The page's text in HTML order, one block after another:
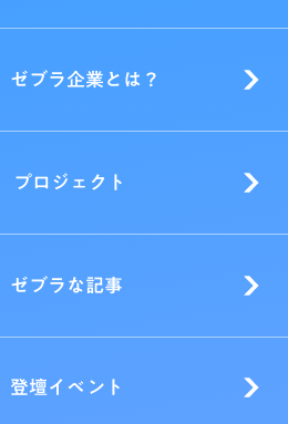
ゼブラ企業とは？
プロジェクト
ゼブラな記事
登壇イベント